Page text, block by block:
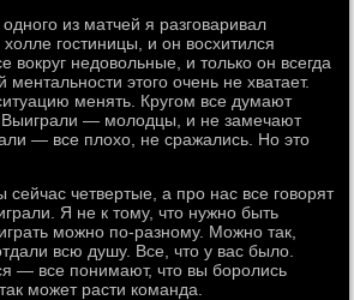
из матчей я разговаривал
гостиницы, и он восхитился
вокруг недовольные, и только он всегда
этого очень не хватает.
менять. Кругом все думают
Выиграли — молодцы, и не замечают
— все плохо, не сражались. Но это
четвертые, а про нас все говорят
Я не к тому, что нужно быть
можно по-разному. Можно так,
всю душу. Все, что у вас было.
— все понимают, что вы боролись
может расти команда.